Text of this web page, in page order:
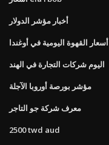
أخبار مؤشر الدولار
أسعار القهوة اليومية في أوغندا
اليوم شركات التجارة في الهند
مؤشر بورصة أوروبا الآجلة
معرف شركة جو التاجر
2500 twd aud